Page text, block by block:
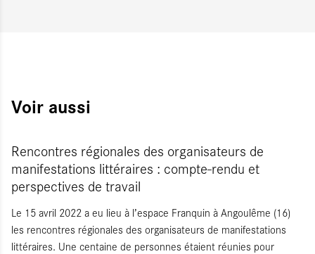
Voir aussi
Rencontres régionales des organisateurs de
manifestations littéraires : compte-rendu et
perspectives de travail
Le 15 avril 2022 a eu lieu à l’espace Franquin à Angoulême (16)
les rencontres régionales des organisateurs de manifestations
littéraires. Une centaine de personnes étaient réunies pour